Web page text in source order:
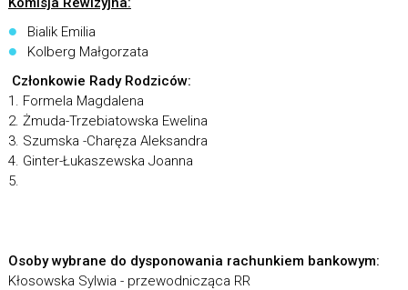
Bialik Emilia
Kolberg Małgorzata
Członkowie Rady Rodziców:
1. Formela Magdalena
2. Żmuda-Trzebiatowska Ewelina
3. Szumska -Charęza Aleksandra
4. Ginter-Łukaszewska Joanna
5.
Osoby wybrane do dysponowania rachunkiem bankowym:
Kłosowska Sylwia - przewodnicząca RR